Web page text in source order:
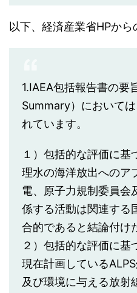
以下、経済産業省HPから
1.IAEA包括報告書の要
Summary）において
れています。
１）包括的な評価に基
理水の海洋放出へのア
電、原子力規制委員会
係する活動は関連する
合的であると結論付け
２）包括的な評価に基
現在計画している
及び環境に与える放射